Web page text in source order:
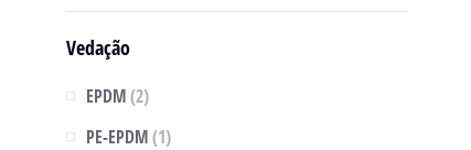
Vedação
EPDM(2)
PE-EPDM(1)